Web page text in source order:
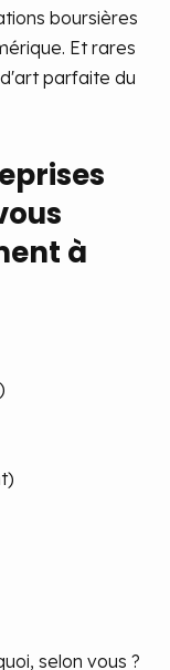
boursières
Et rares
parfaite du
à
selon vous ?